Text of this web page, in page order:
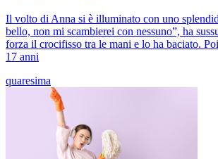
Il volto di Anna si è illuminato con uno
bello, non mi scambierei con nessuno”, ha
forza il crocifisso tra le mani e lo ha baciato.
17 anni
quaresima